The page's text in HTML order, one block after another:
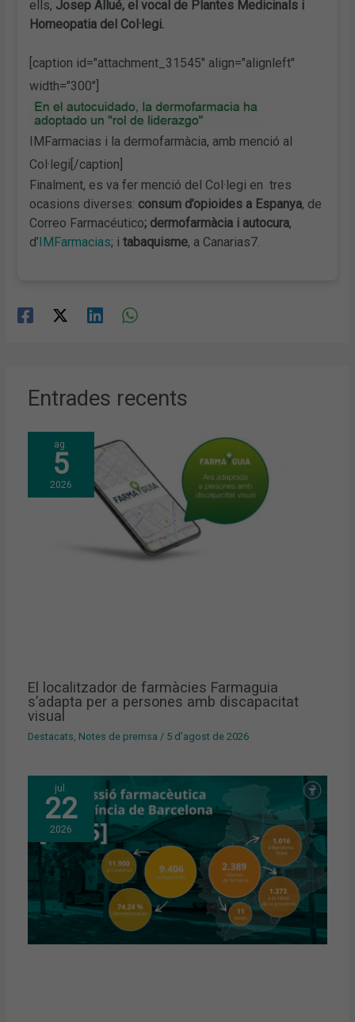
ells, Josep Allué, el vocal de Plantes Medicinals i
Homeopatia del Col·legi.
[caption id="attachment_31545" align="alignleft"
width="300"]
IMFarmacias i la dermofarmàcia, amb menció al
Col·legi[/caption]
Finalment, es va fer menció del Col·legi en tres
ocasions diverses: consum d’opioides a Espanya, de
Correo Farmacéutico; dermofarmàcia i autocura,
d’IMFarmacias; itabaquisme, a Canarias7.
Entrades recents
ag.
5
2026
El localitzador de farmàcies Farmaguia
s’adapta per a persones amb discapacitat
visual
Destacats Notes de premsa / 5 d'agost de 2026
jul.
22
2026